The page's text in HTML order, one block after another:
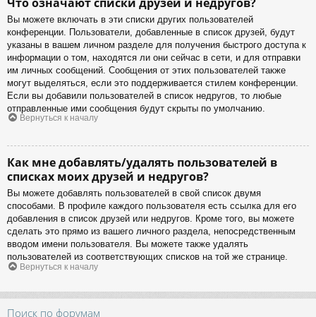
Вы можете включать в эти списки других пользователей
конференции. Пользователи, добавленные в список друзей, будут
указаны в вашем личном разделе для получения быстрого доступа к
информации о том, находятся ли они сейчас в сети, и для отправки
им личных сообщений. Сообщения от этих пользователей также
могут выделяться, если это поддерживается стилем конференции.
Если вы добавили пользователей в список недругов, то любые
отправленные ими сообщения будут скрыты по умолчанию.
Вернуться к началу
Как мне добавлять/удалять пользователей в
списках моих друзей и недругов?
Вы можете добавлять пользователей в свой список двумя
способами. В профиле каждого пользователя есть ссылка для его
добавления в список друзей или недругов. Кроме того, вы можете
сделать это прямо из вашего личного раздела, непосредственным
вводом имени пользователя. Вы можете также удалять
пользователей из соответствующих списков на той же странице.
Вернуться к началу
Поиск по форумам